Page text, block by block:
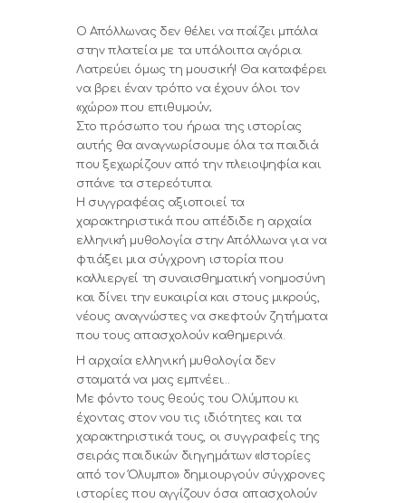
Ο Απόλλωνας δεν θέλει να παίζει μπάλα
στην πλατεία με τα υπόλοιπα αγόρια.
Λατρεύει όμως τη μουσική! Θα καταφέρει
να βρει έναν τρόπο να έχουν όλοι τον
«χώρο» που επιθυμούν;
Στο πρόσωπο του ήρωα της ιστορίας
αυτής θα αναγνωρίσουμε όλα τα παιδιά
που ξεχωρίζουν από την πλειοψηφία και
σπάνε τα στερεότυπα.
Η συγγραφέας αξιοποιεί τα
χαρακτηριστικά που απέδιδε η αρχαία
ελληνική μυθολογία στην Απόλλωνα για να
φτιάξει μια σύγχρονη ιστορία που
καλλιεργεί τη συναισθηματική νοημοσύνη
και δίνει την ευκαιρία και στους μικρούς,
νέους αναγνώστες να σκεφτούν ζητήματα
που τους απασχολούν καθημερινά.
Η αρχαία ελληνική μυθολογία δεν
σταματά να μας εμπνέει…
Με φόντο τους θεούς του Ολύμπου κι
έχοντας στον νου τις ιδιότητες και τα
χαρακτηριστικά τους, οι συγγραφείς της
σειράς παιδικών διηγημάτων «Ιστορίες
από τον Όλυμπο» δημιουργούν σύγχρονες
ιστορίες που αγγίζουν όσα απασχολούν